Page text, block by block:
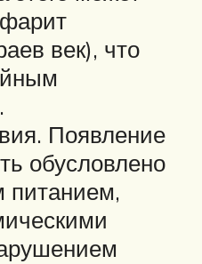
век), что
Появление
обусловлено
питанием,